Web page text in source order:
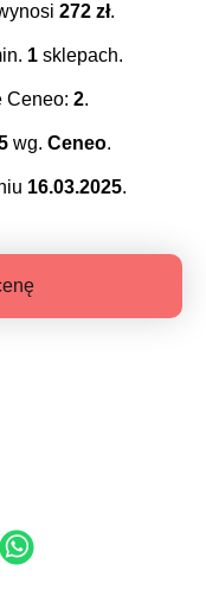
272 zł.
1 sklepach.
Ceneo: 2.
wg. Ceneo.
16.03.2025.